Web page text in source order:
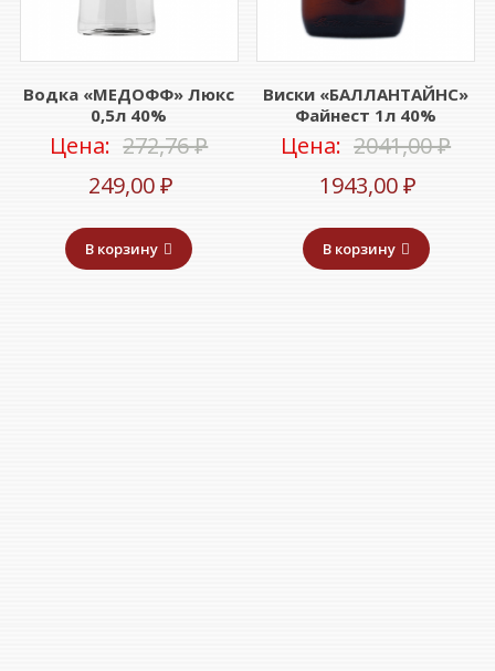
Водка «МЕДОФФ» Люкс
0,5л 40%
Цена: 272,76₽Первоначальная
составляла
249,00₽Текущая
цена:
249,00 ₽.
В корзину
Виски «БАЛЛАНТАЙНС»
Файнест 1л 40%
Цена: 2041,00₽
1943,00₽
цена:
В корзину